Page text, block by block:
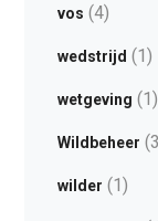
vos (4)
wedstrijd (1)
wetgeving (1)
Wildbeheer
wilder (1)